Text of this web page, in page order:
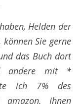
Helden der
können Sie gerne
das Buch dort
andere mit *
ich 7% des
amazon. Ihnen